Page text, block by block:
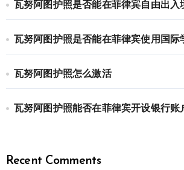
瓦努阿图护照是否能在菲律宾自由出入
瓦努阿图护照是否能在菲律宾使用国际
瓦努阿图护照怎么激活
瓦努阿图护照能否在菲律宾开设银行账
Recent Comments